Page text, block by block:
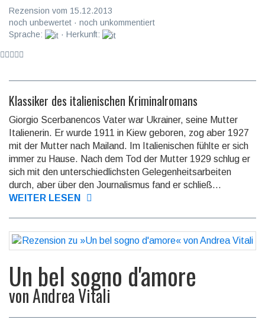
Rezension vom 15.12.2013
noch unbewertet · noch unkommentiert
Sprache:
· Herkunft:
Klassiker des italienischen Kriminalromans
Giorgio Scerbanencos Vater war Ukrainer, seine Mut­ter
Italienerin. Er wurde 1911 in Kiew geboren, zog aber 1927
mit der Mutter nach Mailand. Im Ita­lie­ni­schen fühlte er sich
immer zu Hause. Nach dem Tod der Mutter 1929 schlug er
sich mit den un­ter­schied­lich­sten Gelegenheitsarbeiten
durch, aber über den Journalismus fand er schließ...
WEITER LESEN
Un bel sogno d'amore
vonAndrea Vitali